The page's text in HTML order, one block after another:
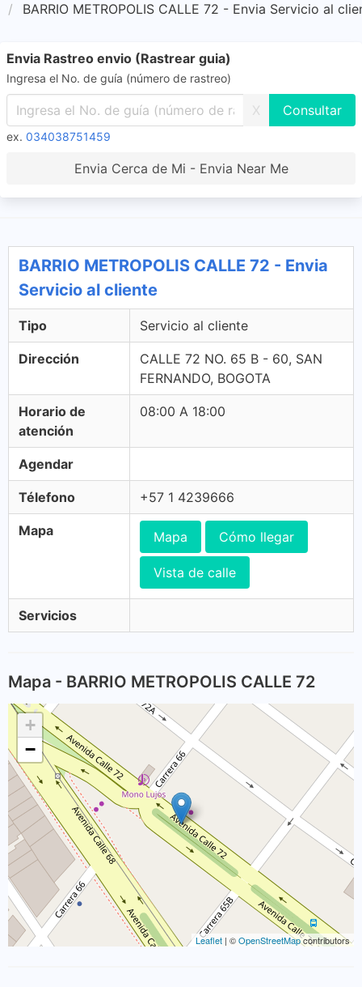
BARRIO METROPOLIS CALLE 72 - Envia Servicio al
Envia Rastreo envio (Rastrear guia)
Ingresa el No. de guía (número de rastreo)
X
ex. 034038751459
Envia Cerca de Mi - Envia Near Me
BARRIO METROPOLIS CALLE 72 - Envia
Servicio al cliente
Tipo Servicio al cliente
Dirección
CALLE 72 NO. 65 B - 60, SAN
FERNANDO, BOGOTA
Horario de
atención
08:00 A 18:00
Agendar
Télefono +57 1 4239666
Mapa Mapa Cómo llegar
Vista de calle
Servicios
Mapa - BARRIO METROPOLIS CALLE 72
+
−
Leaflet | ©OpenStreetMapcontributors